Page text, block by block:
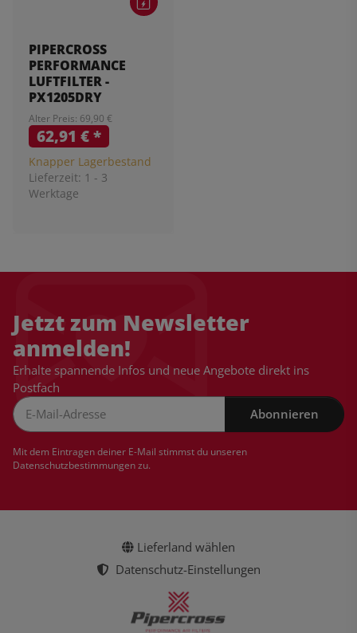
PIPERCROSS
PERFORMANCE
LUFTFILTER -
PX1205DRY
Alter Preis: 69,90 €
62,91 €*
Knapper Lagerbestand
Lieferzeit: 1 - 3
Werktage
Jetzt zum Newsletter
anmelden!
Erhalte spannende Infos und neue Angebote direkt ins
Postfach
Abonnieren
Mit dem Eintragen deiner E-Mail stimmst du unseren
Datenschutzbestimmungenzu.
Lieferland wählen
Datenschutz-Einstellungen